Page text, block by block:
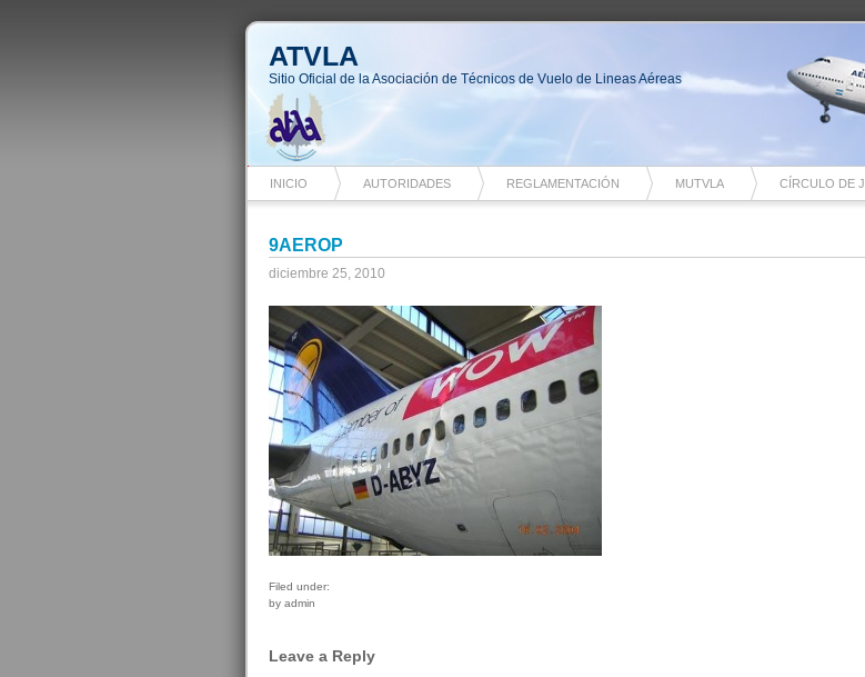
ATVLA
Sitio Oficial de la Asociación de Técnicos de Vuelo de Lineas Aéreas
INICIO AUTORIDADES REGLAMENTACIÓN MUTVLA CÍRCULO DE
9AEROP
diciembre 25, 2010
Filed under:
by admin
Leave a Reply